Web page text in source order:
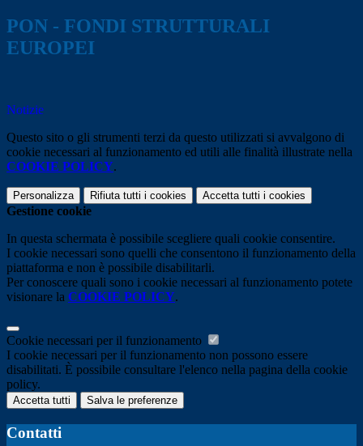
PON - FONDI STRUTTURALI
EUROPEI
Notizie
Questo sito o gli strumenti terzi da questo utilizzati si avvalgono di
cookie necessari al funzionamento ed utili alle finalità illustrate nella
COOKIE POLICY.
Personalizza Rifiuta tutti i cookies Accetta tutti i cookies
Gestione cookie
In questa schermata è possibile scegliere quali cookie consentire.
I cookie necessari sono quelli che consentono il funzionamento della
piattaforma e non è possibile disabilitarli.
Per conoscere quali sono i cookie necessari al funzionamento potete
visionare la COOKIE POLICY.
Cookie necessari per il funzionamento
I cookie necessari per il funzionamento non possono essere
disabilitati. È possibile consultare l'elenco nella pagina della cookie
policy.
Accetta tutti Salva le preferenze
Contatti